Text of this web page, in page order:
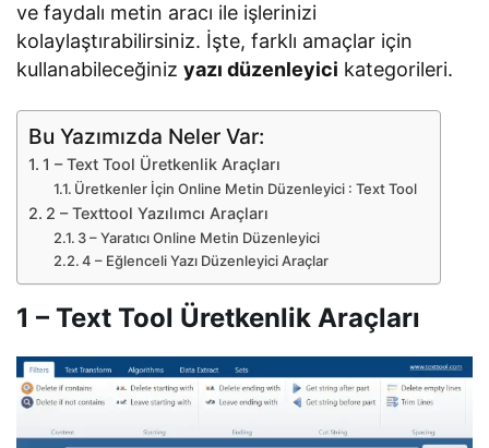
ve faydalı metin aracı ile işlerinizi
kolaylaştırabilirsiniz. İşte, farklı amaçlar için
kullanabileceğinizyazı düzenleyici kategorileri.
Bu Yazımızda Neler Var:
1 – Text Tool Üretkenlik Araçları
Üretkenler İçin Online Metin Düzenleyici : Text Tool
2 – Texttool Yazılımcı Araçları
3 – Yaratıcı Online Metin Düzenleyici
4 – Eğlenceli Yazı Düzenleyici Araçlar
1 – Text Tool Üretkenlik Araçları